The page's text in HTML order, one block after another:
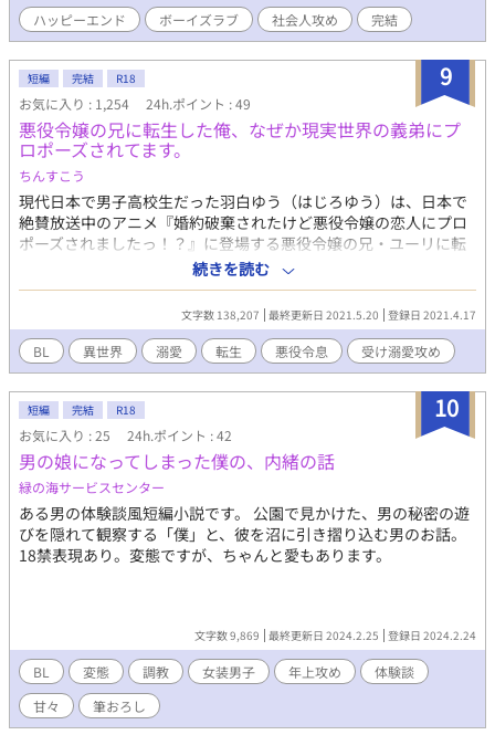
ハッピーエンド
ボーイズラブ 社会人攻め 完結
9
短編 完結 R18
お気に入り : 1,254 24h.ポイント : 49
悪役令嬢の兄に転生した俺、なぜか現実世界の義弟にプ
ロポーズされてます。
ちんすこう
現代日本で男子高校生だった羽白ゆう（はじろゆう）は、日本で
絶賛放送中のアニメ『婚約破棄されたけど悪役令嬢の恋人にプロ
ポーズされましたっ！？』に登場する悪役令嬢の兄・ユーリに転
生してしまう。 悪役令息として処罰されそうになったとき、物語
のヒーローであるカイに助けられるが―― 『助けてくれた王子様
は現実世界の義弟でした！？ しかもヒロインにプロポーズするは
ずなのに悪役令息の俺が求婚されちゃって！？』 な、高校生義兄
弟の大プロポーズ劇から始まる異世界転生悪役令息ハッピーゴー
ルイン短編小説（予定）。 現実では幼いころに新しい家族になっ
た兄・ゆう（平凡一般人）、弟・奏（美形で強火オタクでお兄ち
ゃん過激派）のドタバタコメディ※たまにちょっとエロ※なお話
をどうぞお楽しみに！！
続きを読む
文字数 138,207 最終更新日 2021.5.20 登録日 2021.4.17
BL 異世界 溺愛 転生 悪役令息 受け溺愛攻め
10
短編 完結 R18
お気に入り : 25 24h.ポイント : 42
男の娘になってしまった僕の、内緒の話
緑の海サービスセンター
ある男の体験談風短編小説です。 公園で見かけた、男の秘密の遊
びを隠れて観察する「僕」と、彼を沼に引き摺り込む男のお話。
18禁表現あり。変態ですが、ちゃんと愛もあります。
文字数 9,869 最終更新日 2024.2.25 登録日 2024.2.24
BL 変態 調教 女装男子 年上攻め
体験談
甘々
筆おろし